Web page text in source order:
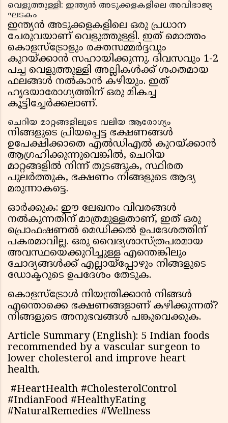
വെളുത്തുള്ളി: ഇന്ത്യൻ അടുക്കളകളിലെ അവിഭാജ്യ
ഘടകം
ഇന്ത്യൻ അടുക്കളകളിലെ ഒരു പ്രധാന
ചേരുവയാണ് വെളുത്തുള്ളി. ഇത് മൊത്തം
കൊളസ്ട്രോളും രക്തസമ്മർദ്ദവും
കുറയ്ക്കാൻ സഹായിക്കുന്നു. ദിവസവും 1-2
പച്ച വെളുത്തുള്ളി അല്ലികൾക്ക് ശക്തമായ
ഫലങ്ങൾ നൽകാൻ കഴിയും. ഇത്
ഹൃദയാരോഗ്യത്തിന് ഒരു മികച്ച
കൂട്ടിച്ചേർക്കലാണ്.
ചെറിയ മാറ്റങ്ങളിലൂടെ വലിയ ആരോഗ്യം
നിങ്ങളുടെ പ്രിയപ്പെട്ട ഭക്ഷണങ്ങൾ
ഉപേക്ഷിക്കാതെ എൽഡിഎൽ കുറയ്ക്കാൻ
ആഗ്രഹിക്കുന്നുവെങ്കിൽ, ചെറിയ
മാറ്റങ്ങളിൽ നിന്ന് തുടങ്ങുക, സ്ഥിരത
പുലർത്തുക, ഭക്ഷണം നിങ്ങളുടെ ആദ്യ
മരുന്നാകട്ടെ.
ഓർക്കുക: ഈ ലേഖനം വിവരങ്ങൾ
നൽകുന്നതിന് മാത്രമുള്ളതാണ്, ഇത് ഒരു
പ്രൊഫഷണൽ മെഡിക്കൽ ഉപദേശത്തിന്
പകരമാവില്ല. ഒരു വൈദ്യശാസ്ത്രപരമായ
അവസ്ഥയെക്കുറിച്ചുള്ള എന്തെങ്കിലും
ചോദ്യങ്ങൾക്ക് എല്ലായ്പ്പോഴും നിങ്ങളുടെ
ഡോക്ടറുടെ ഉപദേശം തേടുക.
കൊളസ്ട്രോൾ നിയന്ത്രിക്കാൻ നിങ്ങൾ
എന്തൊക്കെ ഭക്ഷണങ്ങളാണ് കഴിക്കുന്നത്?
നിങ്ങളുടെ അനുഭവങ്ങൾ പങ്കുവെക്കുക.
Article Summary (English): 5 Indian foods
recommended by a vascular surgeon to
lower cholesterol and improve heart
health.
#HeartHealth #CholesterolControl
#IndianFood #HealthyEating
#NaturalRemedies #Wellness